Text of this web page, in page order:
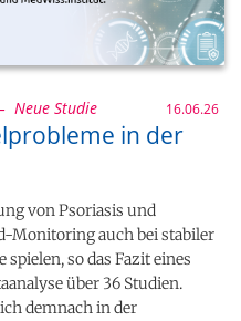
Neue Studie 16.06.26
in der
von Psoriasis und
Monitoring auch bei stabiler
so das Fazit eines
über 36 Studien.
demnach in der